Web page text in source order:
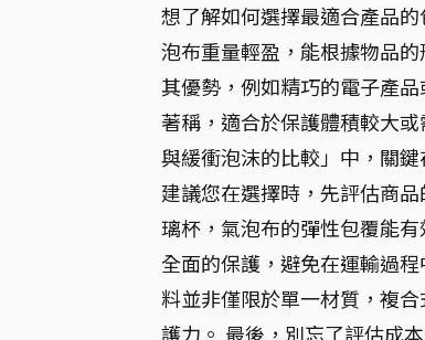
想了解如何選擇最適合產品
泡布重量輕盈，能根據物品
其優勢，例如精巧的電子產
著稱，適合於保護體積較大
與緩衝泡沫的比較」中，關
建議您在選擇時，先評估商
璃杯，氣泡布的彈性包覆能
全面的保護，避免在運輸過
料並非僅限於單一材質，複
護力。 最後，別忘了評估成